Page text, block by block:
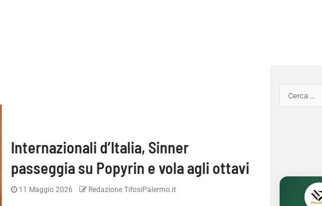
Internazionali d’Italia, Sinner
passeggia su Popyrin e vola agli ottavi
11 Maggio 2026 Redazione TifosiPalermo.it